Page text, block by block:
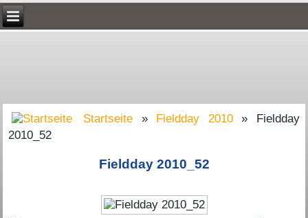
Startseite » Fieldday 2010» Fieldday
2010_52
Fieldday 2010_52